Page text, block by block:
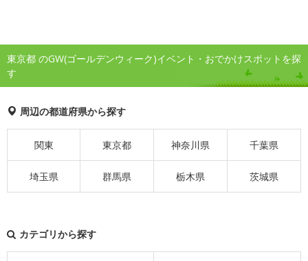
東京都 のGW(ゴールデンウィーク)イベント・おでかけスポットを探
す
周辺の都道府県から探す
関東 東京都 神奈川県 千葉県
埼玉県 群馬県 栃木県 茨城県
カテゴリから探す